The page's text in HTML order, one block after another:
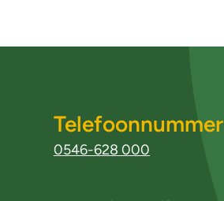
Telefoonnummer
0546-628 000